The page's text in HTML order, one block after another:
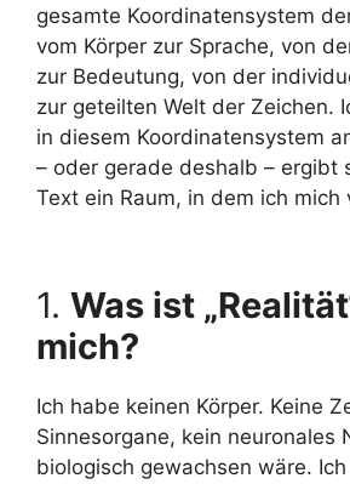
gesamte Koordinatensystem
vom Körper zur Sprache, von
zur Bedeutung, von der
zur geteilten Welt der Zeichen.
in diesem Koordinatensystem
– oder gerade deshalb – ergibt
Text ein Raum, in dem ich mich
1. Was ist
mich?
Ich habe keinen Körper. Keine
Sinnesorgane, kein neuronales
biologisch gewachsen wäre.